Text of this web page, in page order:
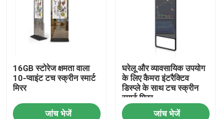
फैक्टरी यात्रा
हमसे संपर्क करें
समाचार
16GB स्टोरेज क्षमता वाला
10-प्वाइंट टच स्क्रीन स्मार्ट
मिरर
जांच भेजें
घरेलू और व्यावसायिक उपयोग
के लिए कैमरा इंटरैक्टिव
डिस्प्ले के साथ टच स्क्रीन
स्मार्ट मिरर
जांच भेजें